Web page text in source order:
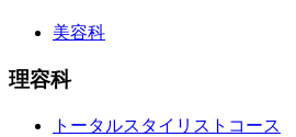
美容科
理容科
トータルスタイリストコース